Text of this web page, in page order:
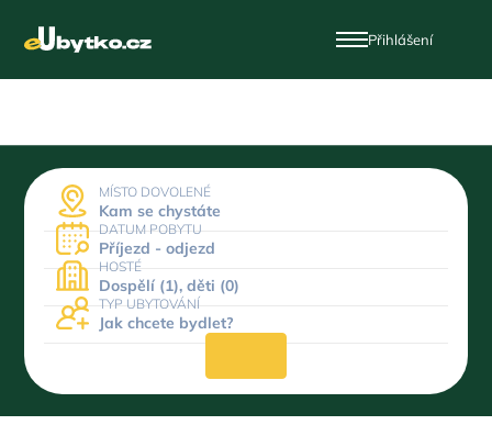
Přihlášení
MÍSTO DOVOLENÉ
Kam se chystáte
DATUM POBYTU
Příjezd - odjezd
HOSTÉ
Dospělí (1), děti (0)
TYP UBYTOVÁNÍ
Jak chcete bydlet?